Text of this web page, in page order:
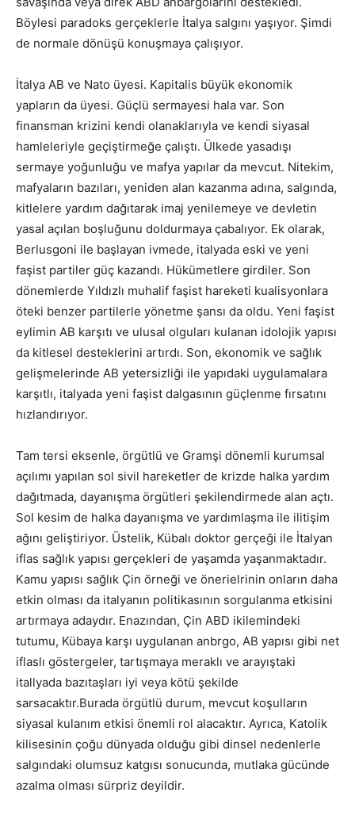
Böylesi paradoks gerçeklerle İtalya salgını yaşıyor. Şimdi
de normale dönüşü konuşmaya çalışıyor.
İtalya AB ve Nato üyesi. Kapitalis büyük ekonomik
yapların da üyesi. Güçlü sermayesi hala var. Son
finansman krizini kendi olanaklarıyla ve kendi siyasal
hamleleriyle geçiştirmeğe çalıştı. Ülkede yasadışı
sermaye yoğunluğu ve mafya yapılar da mevcut. Nitekim,
mafyaların bazıları, yeniden alan kazanma adına, salgında,
kitlelere yardım dağıtarak imaj yenilemeye ve devletin
yasal açılan boşluğunu doldurmaya çabalıyor. Ek olarak,
Berlusgoni ile başlayan ivmede, italyada eski ve yeni
faşist partiler güç kazandı. Hükümetlere girdiler. Son
dönemlerde Yıldızlı muhalif faşist hareketi kualisyonlara
öteki benzer partilerle yönetme şansı da oldu. Yeni faşist
eylimin AB karşıtı ve ulusal olguları kulanan idolojik yapısı
da kitlesel desteklerini artırdı. Son, ekonomik ve sağlık
gelişmelerinde AB yetersizliği ile yapıdaki uygulamalara
karşıtlı, italyada yeni faşist dalgasının güçlenme fırsatını
hızlandırıyor.
Tam tersi eksenle, örgütlü ve Gramşi dönemli kurumsal
açılımı yapılan sol sivil hareketler de krizde halka yardım
dağıtmada, dayanışma örgütleri şekilendirmede alan açtı.
Sol kesim de halka dayanışma ve yardımlaşma ile ilitişim
ağını geliştiriyor. Üstelik, Kübalı doktor gerçeği ile İtalyan
iflas sağlık yapısı gerçekleri de yaşamda yaşanmaktadır.
Kamu yapısı sağlık Çin örneği ve önerielrinin onların daha
etkin olması da italyanın politikasının sorgulanma etkisini
artırmaya adaydır. Enazından, Çin ABD ikilemindeki
tutumu, Kübaya karşı uygulanan anbrgo, AB yapısı gibi net
iflaslı göstergeler, tartışmaya meraklı ve arayıştaki
itallyada bazıtaşları iyi veya kötü şekilde
sarsacaktır.Burada örgütlü durum, mevcut koşulların
siyasal kulanım etkisi önemli rol alacaktır. Ayrıca, Katolik
kilisesinin çoğu dünyada olduğu gibi dinsel nedenlerle
salgındaki olumsuz katgısı sonucunda, mutlaka gücünde
azalma olması sürpriz deyildir.